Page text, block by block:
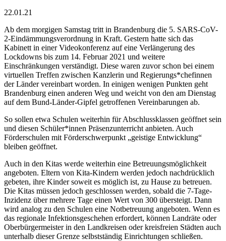
22.01.21
Ab dem morgigen Samstag tritt in Brandenburg die 5. SARS-CoV-
2-Eindämmungsverordnung in Kraft. Gestern hatte sich das
Kabinett in einer Videokonferenz auf eine Verlängerung des
Lockdowns bis zum 14. Februar 2021 und weitere
Einschränkungen verständigt. Diese waren zuvor schon bei einem
virtuellen Treffen zwischen Kanzlerin und Regierungs*chefinnen
der Länder vereinbart worden. In einigen wenigen Punkten geht
Brandenburg einen anderen Weg und weicht von den am Dienstag
auf dem Bund-Länder-Gipfel getroffenen Vereinbarungen ab.
So sollen etwa Schulen weiterhin für Abschlussklassen geöffnet sein
und diesen Schüler*innen Präsenzunterricht anbieten. Auch
Förderschulen mit Förderschwerpunkt „geistige Entwicklung“
bleiben geöffnet.
Auch in den Kitas werde weiterhin eine Betreuungsmöglichkeit
angeboten. Eltern von Kita-Kindern werden jedoch nachdrücklich
gebeten, ihre Kinder soweit es möglich ist, zu Hause zu betreuen.
Die Kitas müssen jedoch geschlossen werden, sobald die 7-Tage-
Inzidenz über mehrere Tage einen Wert von 300 übersteigt. Dann
wird analog zu den Schulen eine Notbetreuung angeboten. Wenn es
das regionale Infektionsgeschehen erfordert, können Landräte oder
Oberbürgermeister in den Landkreisen oder kreisfreien Städten auch
unterhalb dieser Grenze selbstständig Einrichtungen schließen.